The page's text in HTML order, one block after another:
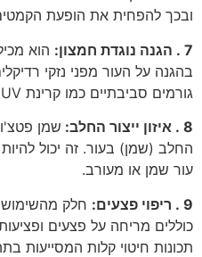
ובכך להפחית את הופעת
7 . הגנה נוגדת חמצון:
הוא מכיל
בהגנה על העור מפני נזקי
גורמים סביבתיים כמו קרינת UV וזיהום.
8 . איזון ייצור החלב:
שמן
החלב (שמן) בעור. זה יכול
עור שמן או מעורב.
9 . ריפוי פצעים:
חלק
כוללים מריחה על פצעים
תכונות חיטוי קלות המסייעות